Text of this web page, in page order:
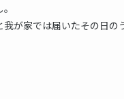
が家では届いたその日の